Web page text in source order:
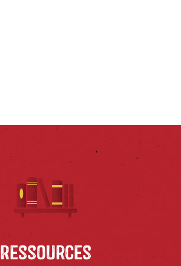
Ressources